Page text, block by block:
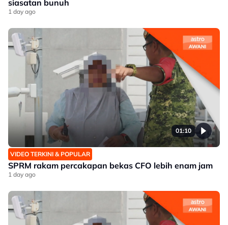
siasatan bunuh
1 day ago
01:10
VIDEO TERKINI & POPULAR
SPRM rakam percakapan bekas CFO lebih enam jam
1 day ago